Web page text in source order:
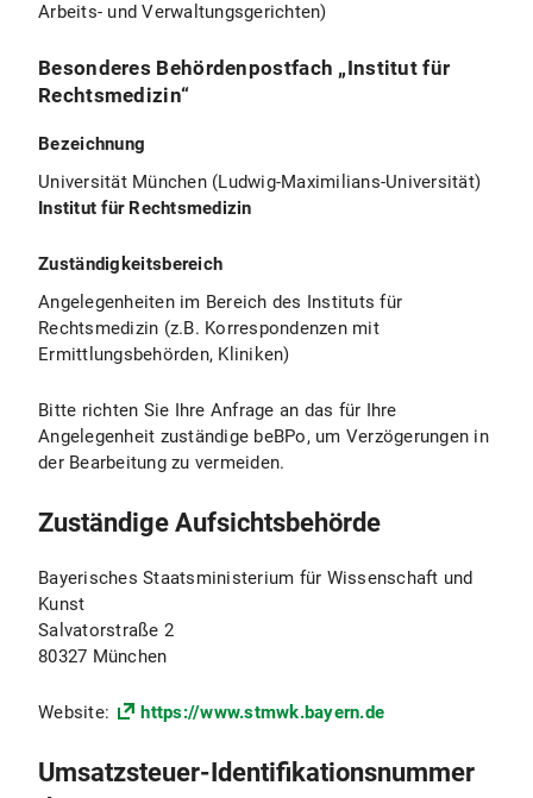
Arbeits- und Verwaltungsgerichten)
Besonderes Behördenpostfach „Institut für
Rechtsmedizin“
Bezeichnung
Universität München (Ludwig-Maximilians-Universität)
Institut für Rechtsmedizin
Zuständigkeitsbereich
Angelegenheiten im Bereich des Instituts für
Rechtsmedizin (z.B. Korrespondenzen mit
Ermittlungsbehörden, Kliniken)
Bitte richten Sie Ihre Anfrage an das für Ihre
Angelegenheit zuständige beBPo, um Verzögerungen in
der Bearbeitung zu vermeiden.
Zuständige Aufsichtsbehörde
Bayerisches Staatsministerium für Wissenschaft und
Kunst
Salvatorstraße 2
80327 München
Website: https://www.stmwk.bayern.de
Umsatzsteuer-Identifikationsnummer